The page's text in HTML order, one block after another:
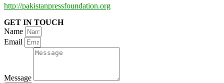
http://pakistanpressfoundation.org
GET IN TOUCH
Name
Email
Message